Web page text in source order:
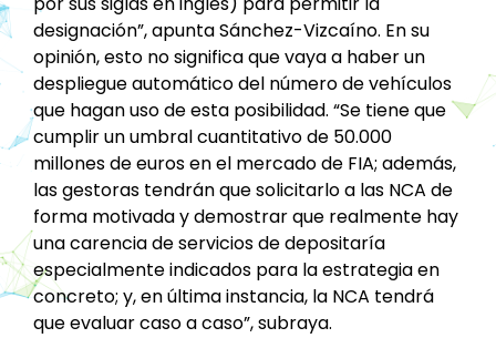
designación”, apunta Sánchez-Vizcaíno. En su
opinión, esto no significa que vaya a haber un
despliegue automático del número de vehículos
que hagan uso de esta posibilidad. “Se tiene que
cumplir un umbral cuantitativo de 50.000
millones de euros en el mercado de FIA; además,
las gestoras tendrán que solicitarlo a las NCA de
forma motivada y demostrar que realmente hay
una carencia de servicios de depositaría
especialmente indicados para la estrategia en
concreto; y, en última instancia, la NCA tendrá
que evaluar caso a caso”, subraya.